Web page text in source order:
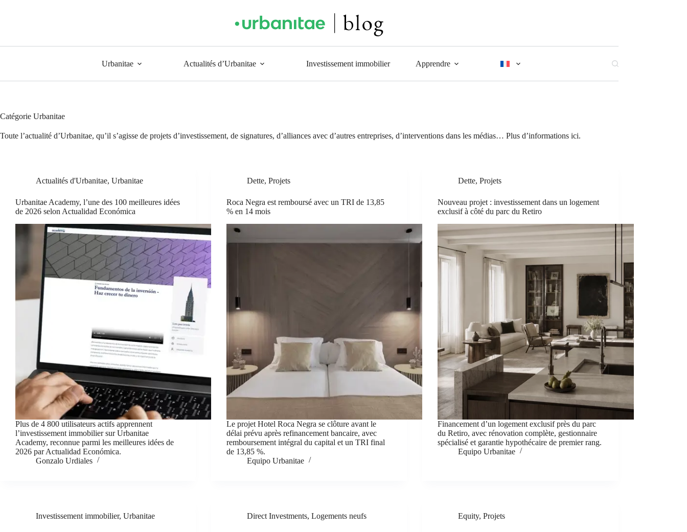
Urbanitae Actualités d’Urbanitae Investissement immobilier Apprendre
Catégorie Urbanitae
Toute l’actualité d’Urbanitae, qu’il s’agisse de projets d’investissement, de signatures, d’alliances avec d’autres entreprises, d’interventions dans les médias… Plus d’informations ici.
Actualités d'Urbanitae, Urbanitae
Urbanitae Academy, l’une des 100 meilleures idées
de 2026 selon Actualidad Económica
Plus de 4 800 utilisateurs actifs apprennent
l’investissement immobilier sur Urbanitae
Academy, reconnue parmi les meilleures idées de
2026 par Actualidad Económica.
Gonzalo Urdiales
Dette,Projets
Roca Negra est remboursé avec un TRI de 13,85
% en 14 mois
Le projet Hotel Roca Negra se clôture avant le
délai prévu après refinancement bancaire, avec
remboursement intégral du capital et un TRI final
de 13,85 %.
Equipo Urbanitae
Dette,Projets
Nouveau projet : investissement dans un logement
exclusif à côté du parc du Retiro
Financement d’un logement exclusif près du parc
du Retiro, avec rénovation complète, gestionnaire
spécialisé et garantie hypothécaire de premier rang.
Equipo Urbanitae
Investissement immobilier, Urbanitae Direct Investments,Logements neufs Equity,Projets